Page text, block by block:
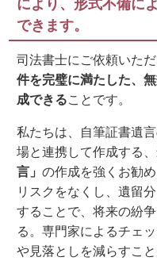
できます。
司法書士にご依頼いた
件を完璧に満たした、
成できることです。
私たちは、自筆証書遺
場と連携して作成する
言」の作成を強くお勧
リスクをなくし、遺留
することで、将来の紛
る。専門家によるチェ
や見落としを減らすこと